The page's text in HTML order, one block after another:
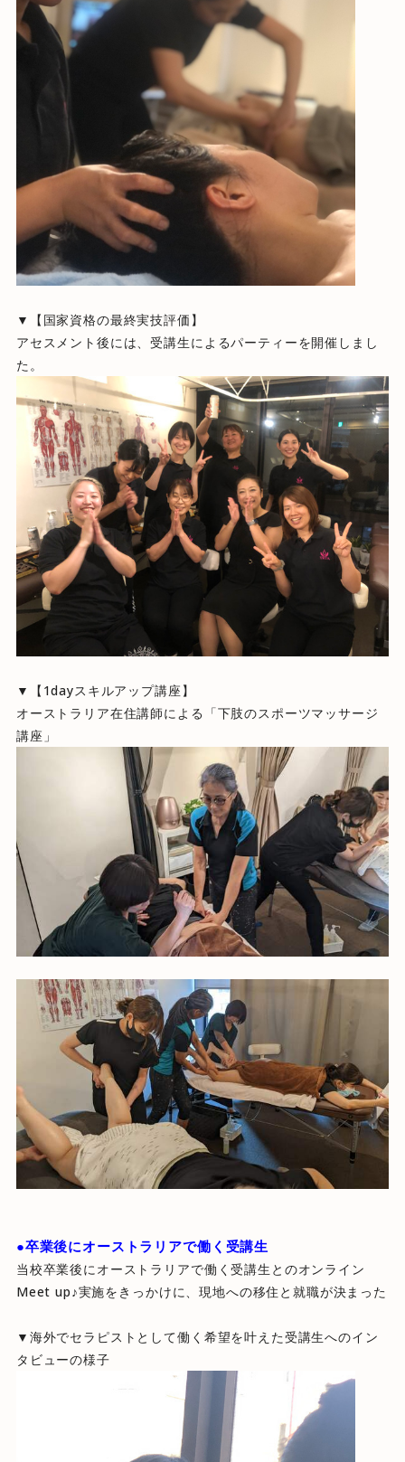
▼【国家資格の最終実技評価】
アセスメント後には、受講生によるパーティーを開催しまし
た。
▼【1dayスキルアップ講座】
オーストラリア在住講師による「下肢のスポーツマッサージ
講座」
●卒業後にオーストラリアで働く受講生
当校卒業後にオーストラリアで働く受講生とのオンライン
Meet up♪実施をきっかけに、現地への移住と就職が決まった
▼海外でセラピストとして働く希望を叶えた受講生へのイン
タビューの様子